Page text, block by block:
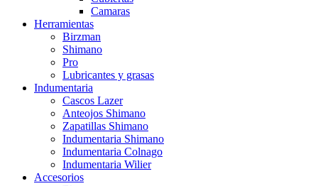
Camaras
Herramientas
Birzman
Shimano
Pro
Lubricantes y grasas
Indumentaria
Cascos Lazer
Anteojos Shimano
Zapatillas Shimano
Indumentaria Shimano
Indumentaria Colnago
Indumentaria Wilier
Accesorios